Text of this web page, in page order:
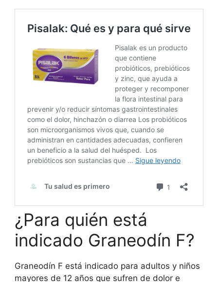
¿Para quién está
indicado Graneodín F?
Graneodín F está indicado para adultos y niños
mayores de 12 años que sufren de dolor e